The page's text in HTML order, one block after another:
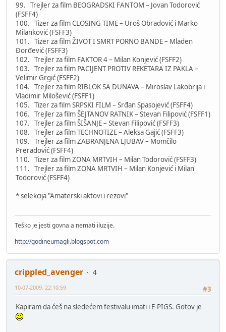
99. Trejler za film BEOGRADSKI FANTOM – Jovan Todorović
(FSFF4)
100. Tizer za film CLOSING TIME – Uroš Obradović i Marko
Milanković (FSFF3)
101. Tizer za film ŽIVOT I SMRT PORNO BANDE – Mladen
Đorđević (FSFF3)
102. Trejler za film FAKTOR 4 – Milan Konjević (FSFF2)
103. Trejler za film PACIJENT PROTIV REKETARA IZ PAKLA –
Velimir Grgić (FSFF2)
104. Trejler za film RIBLOK SA DUNAVA – Miroslav Lakobrija i
Vladimir Milošević (FSFF1)
105. Tizer za film SRPSKI FILM – Srđan Spasojević (FSFF4)
106. Trejler za film ŠEJTANOV RATNIK – Stevan Filipović (FSFF1)
107. Trejler za film ŠIŠANJE – Stevan Filipović (FSFF3)
108. Trejler za film TECHNOTIZE – Aleksa Gajić (FSFF3)
109. Trejler za film ZABRANJENA LJUBAV – Momčilo
Preradović (FSFF4)
110. Tizer za film ZONA MRTVIH – Milan Todorović (FSFF3)
111. Trejler za film ZONA MRTVIH – Milan Konjević i Milan
Todorović (FSFF4)
* selekcija "Amaterski aktovi i rezovi"
Teško je jesti govna a nemati iluzije.
http://godineumagli.blogspot.com
crippled_avenger
4
#3
10-07-2009, 22:10:59
Kapiram da ćeš na sledećem festivalu imati i E-PIGS. Gotov je